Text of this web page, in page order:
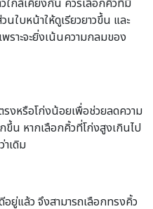
ใกล้เคียงกัน ควรเลือกคิ้วที่มี
ใบหน้าให้ดูเรียวยาวขึ้น และ
ราะจะยิ่งเน้นความกลมของ
รงหรือโก่งน้อยเพื่อช่วยลดความ
ขึ้น หากเลือกคิ้วที่โก่งสูงเกินไป
เดิม
ยู่แล้ว จึงสามารถเลือกทรงคิ้ว